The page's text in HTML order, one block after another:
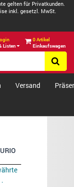
gelten für Privatkunden.
inkl. gesetzl. MwSt.
Listen
0 Artikel
Einkaufswagen
Versand